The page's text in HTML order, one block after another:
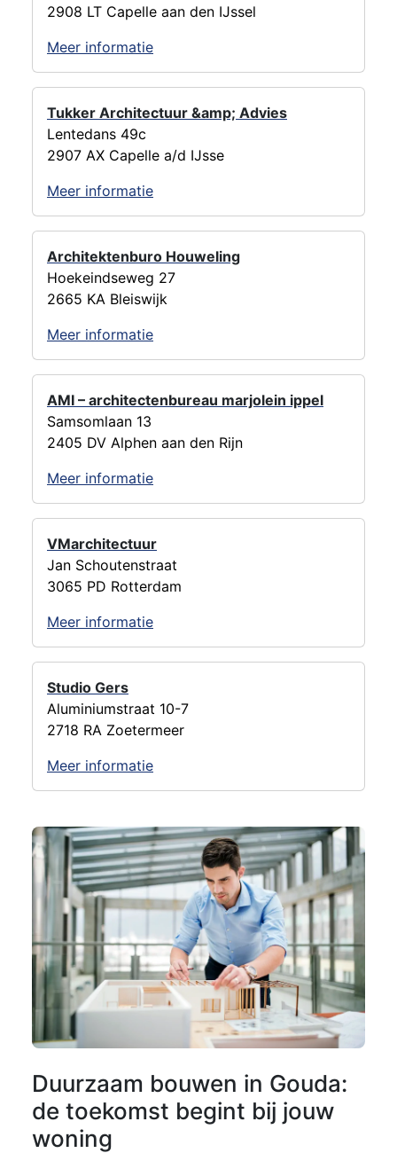
2908 LT Capelle aan den IJssel
Meer informatie
Tukker Architectuur &amp; Advies
Lentedans 49c
2907 AX Capelle a/d IJsse
Meer informatie
Architektenburo Houweling
Hoekeindseweg 27
2665 KA Bleiswijk
Meer informatie
AMI – architectenbureau marjolein ippel
Samsomlaan 13
2405 DV Alphen aan den Rijn
Meer informatie
VMarchitectuur
Jan Schoutenstraat
3065 PD Rotterdam
Meer informatie
Studio Gers
Aluminiumstraat 10-7
2718 RA Zoetermeer
Meer informatie
Duurzaam bouwen in Gouda:
de toekomst begint bij jouw
woning